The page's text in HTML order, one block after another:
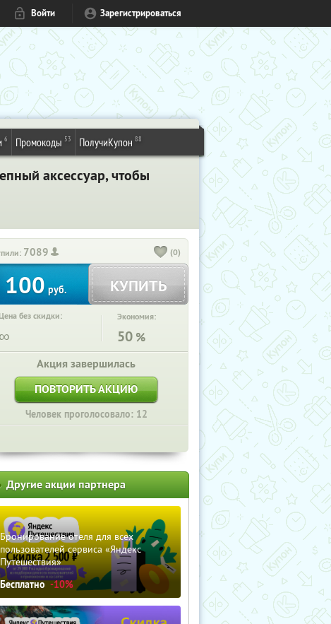
Войти Зарегистрироваться
6 Промокоды 53 ПолучиКупон 88
аксессуар, чтобы
7089 (0)
100 руб. КУПИТЬ
Цена без скидки:
∞
Экономия:
50 %
Акция завершилась
ПОВТОРИТЬ АКЦИЮ
Человек проголосовало: 12
Другие акции партнера
Бронирование отеля для всех
пользователей сервиса «Яндекс
Путешествия»
Бесплатно -10%